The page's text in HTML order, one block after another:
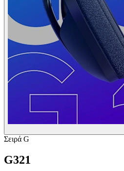
Σειρά G
G321